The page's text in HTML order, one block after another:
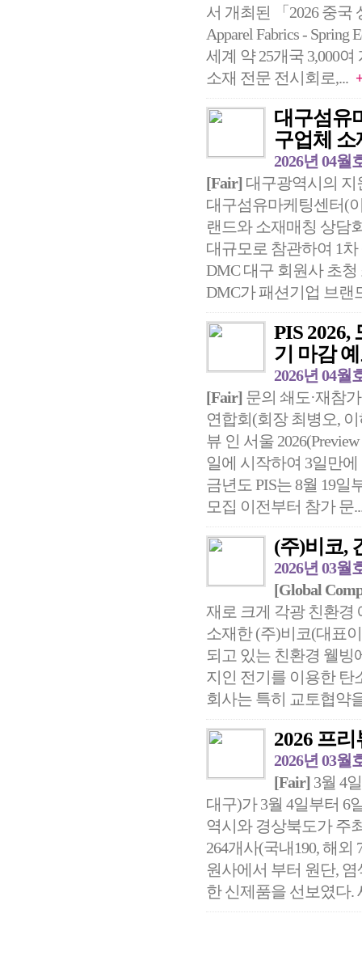
서 개최된 「2026 중국
Apparel Fabrics -
세계 약 25개국 3,000
소재 전문 전시회로,...
대구섬유
구업체
2026년 04월
[Fair] 대구광역시의
대구섬유마케팅센터(
랜드와 소재매칭 상담
대규모로 참관하여 1
DMC 대구 회원사 초
DMC가 패션기업 브랜
PIS
기 마감
2026년 04월
[Fair] 문의 쇄도·재참
연합회(회장 최병오,
뷰 인 서울
일에 시작하여 3일만
금년도 PIS는 8월 19
모집 이전부터 참가 문
(주)비코,
2026년 03월
[Global
재로 크게 각광 친환경
소재한 (주)비코(대표
되고 있는 친환경 웰빙
지인 전기를 이용한 탄
회사는 특히 교토협약
2026 프
2026년 03월
[Fair] 3월 4
대구)가 3월 4일부터 6
역시와 경상북도가 주
264개사(국내190, 해외
원사에서 부터 원단,
한 신제품을 선보였다.